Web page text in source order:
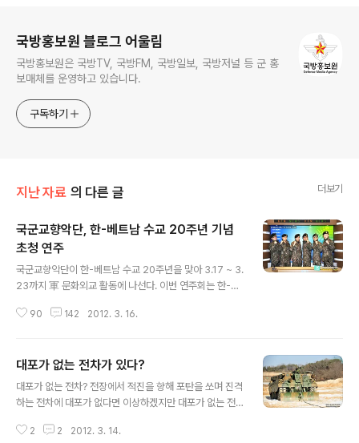
국방홍보원 블로그 어울림
국방홍보원은 국방TV, 국방FM, 국방일보, 국방저널 등 군 홍
보매체를 운영하고 있습니다.
구독하기
지난 자료 의 다른 글 더보기
국군교향악단, 한-베트남 수교 20주년 기념
초청 연주
국군교향악단이 한-베트남 수교 20주년을 맞아 3.17 ~ 3.
23까지 軍 문화외교 활동에 나선다. 이번 연주회는 한-베
루어졌으며, 국군교향악단이 외국 정부의 초청을 받고 해
주민을 대상으로 두 차례 공식 연주회를 갖고, 3.22(목) 베
트남 군악대와 합동 연주회를 갖는 등 다양한 軍 문화외교
활동을 펼치게 됩니다. 또한, 이번 초청 연주회에서 수준 높
사물놀이, 홍보지원대원 에픽하이의 최진(미쓰라진) 병장,
90 142 2012. 3. 16.
대포가 없는 전차가 있다?
대포가 없는 전차? 전장에서 적진을 향해 포탄을 쏘며 진격
하는 전차에 대포가 없다면 이상하겠지만 대포가 없는 전
량에 대한 근접지원장비로 기갑 및 기계화부대에서 운용되
2 2 2012. 3. 14.